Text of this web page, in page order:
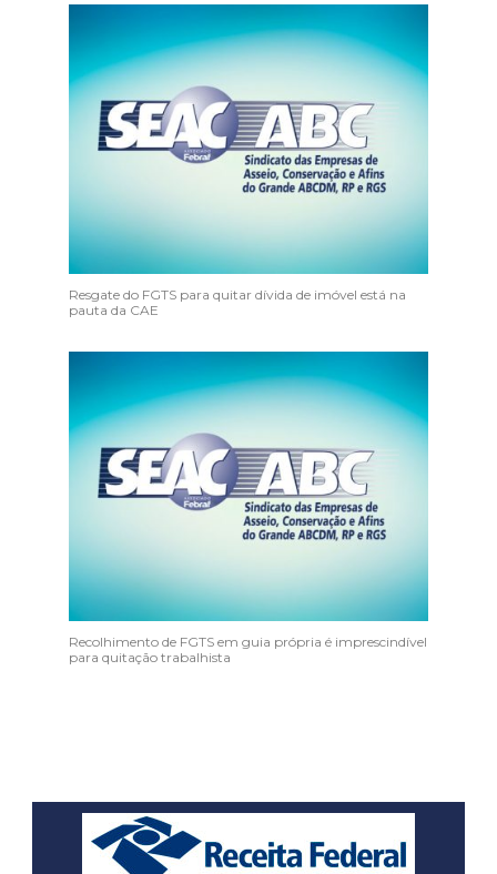
Resgate do FGTS para quitar dívida de imóvel está na
pauta da CAE
Recolhimento de FGTS em guia própria é imprescindível
para quitação trabalhista